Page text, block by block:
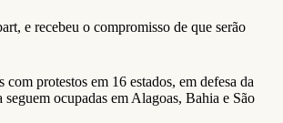
e recebeu o compromisso de que serão
protestos em 16 estados, em defesa da
ocupadas em Alagoas, Bahia e São